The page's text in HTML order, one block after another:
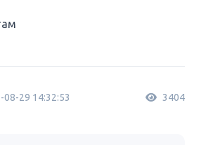
29 14:32:53 3404